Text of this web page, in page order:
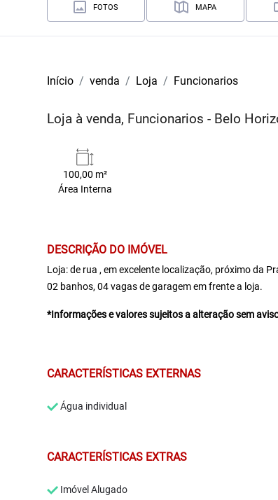
FOTOS MAPA
Início venda Loja Funcionarios
Loja à venda, Funcionarios - Belo
100,00 m²
Área Interna
DESCRIÇÃO DO IMÓVEL
Loja: de rua , em excelente localização, próximo da
02 banhos, 04 vagas de garagem em frente a loja.
*Informações e valores sujeitos a alteração sem
CARACTERÍSTICAS EXTERNAS
Água individual
CARACTERÍSTICAS EXTRAS
Imóvel Alugado